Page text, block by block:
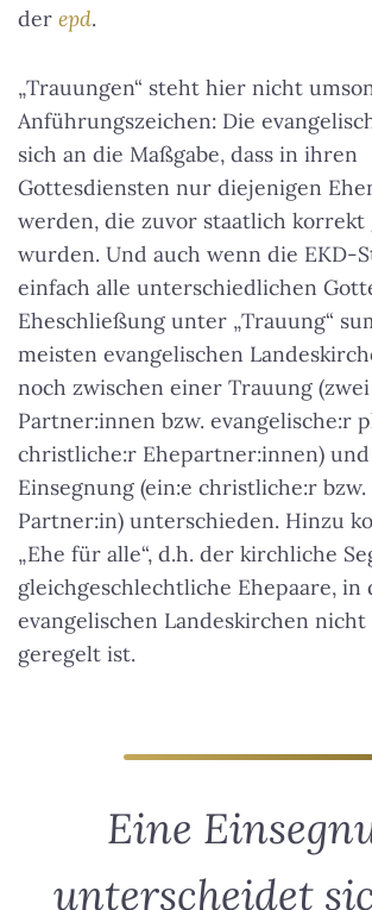
der epd.
„Trauungen“ steht hier nicht
Anführungszeichen: Die
sich an die Maßgabe, dass in ihren
Gottesdiensten nur diejenigen
werden, die zuvor staatlich korrekt
wurden. Und auch wenn die EKD-
einfach alle unterschiedlichen
Eheschließung unter „Trauung“
meisten evangelischen
noch zwischen einer Trauung
Partner:innen bzw. evangelische:r
christliche:r Ehepartner:innen)
Einsegnung (ein:e christliche:r
Partner:in) unterschieden. Hinzu
„Ehe für alle“, d.h. der kirchliche
gleichgeschlechtliche Ehepaare, in
evangelischen Landeskirchen
geregelt ist.
Eine
unterscheidet